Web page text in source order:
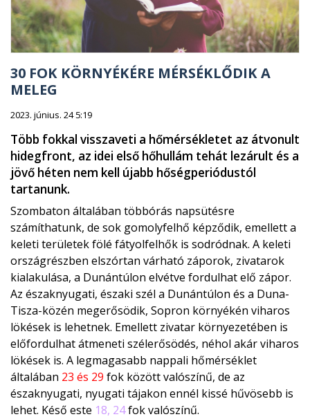
30 FOK KÖRNYÉKÉRE MÉRSÉKLŐDIK A
MELEG
2023. június. 24 5:19
Több fokkal visszaveti a hőmérsékletet az átvonult
hidegfront, az idei első hőhullám tehát lezárult és a
jövő héten nem kell újabb hőségperiódustól
tartanunk.
Szombaton általában többórás napsütésre
számíthatunk, de sok gomolyfelhő képződik, emellett a
keleti területek fölé fátyolfelhők is sodródnak. A keleti
országrészben elszórtan várható záporok, zivatarok
kialakulása, a Dunántúlon elvétve fordulhat elő zápor.
Az északnyugati, északi szél a Dunántúlon és a Duna-
Tisza-közén megerősödik, Sopron környékén viharos
lökések is lehetnek. Emellett zivatar környezetében is
előfordulhat átmeneti szélerősödés, néhol akár viharos
lökések is. A legmagasabb nappali hőmérséklet
általában 23 és 29 fok között valószínű, de az
északnyugati, nyugati tájakon ennél kissé hűvösebb is
lehet. Késő este 18, 24fok valószínű.